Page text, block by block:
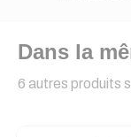
Dans la
6 autres produits